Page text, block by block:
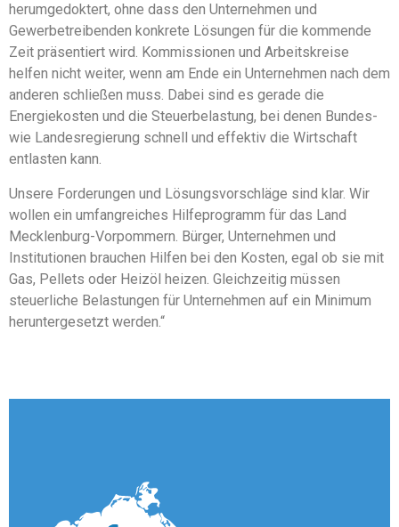
herumgedoktert, ohne dass den Unternehmen und
Gewerbetreibenden konkrete Lösungen für die kommende
Zeit präsentiert wird. Kommissionen und Arbeitskreise
helfen nicht weiter, wenn am Ende ein Unternehmen nach dem
anderen schließen muss. Dabei sind es gerade die
Energiekosten und die Steuerbelastung, bei denen Bundes-
wie Landesregierung schnell und effektiv die Wirtschaft
entlasten kann.
Unsere Forderungen und Lösungsvorschläge sind klar. Wir
wollen ein umfangreiches Hilfeprogramm für das Land
Mecklenburg-Vorpommern. Bürger, Unternehmen und
Institutionen brauchen Hilfen bei den Kosten, egal ob sie mit
Gas, Pellets oder Heizöl heizen. Gleichzeitig müssen
steuerliche Belastungen für Unternehmen auf ein Minimum
heruntergesetzt werden.“